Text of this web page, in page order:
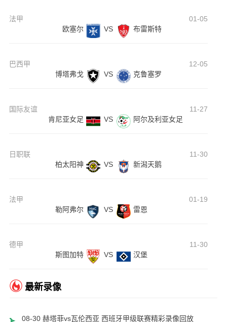
法甲
01-05
欧塞尔
VS 布雷斯特
巴西甲
12-05
博塔弗戈
VS 克鲁塞罗
国际友谊
11-27
肯尼亚女足
VS 阿尔及利亚女足
日职联
11-30
柏太阳神
VS 新潟天鹅
法甲
01-19
勒阿弗尔
VS 雷恩
德甲
11-30
斯图加特
VS 汉堡
最新录像
08-30 赫塔菲vs瓦伦西亚 西班牙甲级联赛精彩录像回放